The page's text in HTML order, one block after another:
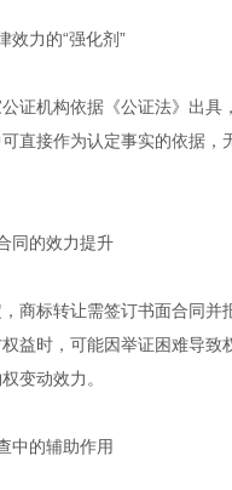
效力的“强化剂”
证机构依据《公证法》出
直接作为认定事实的依据，
同的效力提升
商标转让需签订书面合同
益时，可能因举证困难导
变动效力。
中的辅助作用